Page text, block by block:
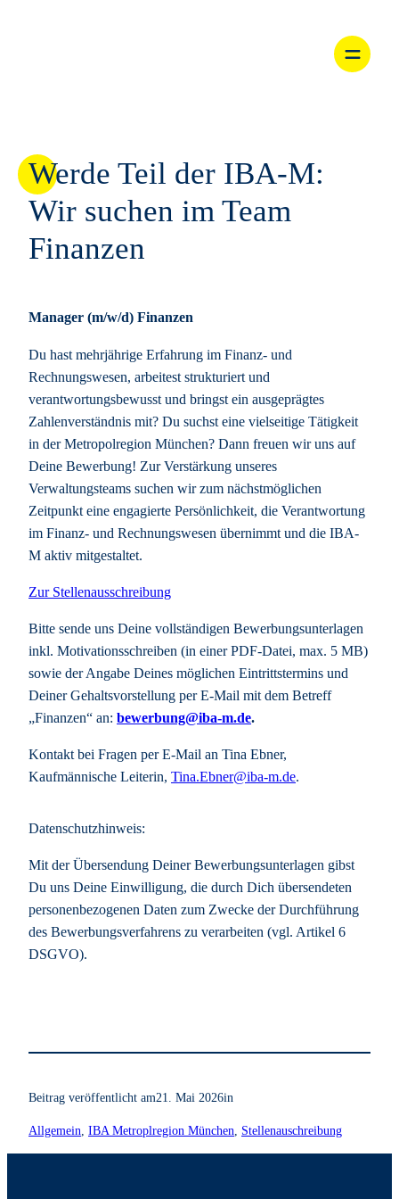
Werde Teil der IBA-M:
Wir suchen im Team
Finanzen
Manager (m/w/d) Finanzen
Du hast mehrjährige Erfahrung im Finanz- und
Rechnungswesen, arbeitest strukturiert und
verantwortungsbewusst und bringst ein ausgeprägtes
Zahlenverständnis mit? Du suchst eine vielseitige Tätigkeit
in der Metropolregion München? Dann freuen wir uns auf
Deine Bewerbung! Zur Verstärkung unseres
Verwaltungsteams suchen wir zum nächstmöglichen
Zeitpunkt eine engagierte Persönlichkeit, die Verantwortung
im Finanz- und Rechnungswesen übernimmt und die IBA-
M aktiv mitgestaltet.
Zur Stellenausschreibung
Bitte sende uns Deine vollständigen Bewerbungsunterlagen
inkl. Motivationsschreiben (in einer PDF-Datei, max. 5 MB)
sowie der Angabe Deines möglichen Eintrittstermins und
Deiner Gehaltsvorstellung per E-Mail mit dem Betreff
„Finanzen“ an: bewerbung@iba-m.de.
Kontakt bei Fragen per E-Mail an Tina Ebner,
Kaufmännische Leiterin, Tina.Ebner@iba-m.de.
Datenschutzhinweis:
Mit der Übersendung Deiner Bewerbungsunterlagen gibst
Du uns Deine Einwilligung, die durch Dich übersendeten
personenbezogenen Daten zum Zwecke der Durchführung
des Bewerbungsverfahrens zu verarbeiten (vgl. Artikel 6
DSGVO).
Beitrag veröffentlicht am21. Mai 2026in
Allgemein IBA Metroplregion München Stellenauschreibung